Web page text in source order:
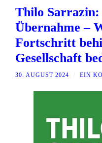
Thilo Sarrazin:
Übernahme –
Fortschritt
Gesellschaft
30. AUGUST 2024 EIN